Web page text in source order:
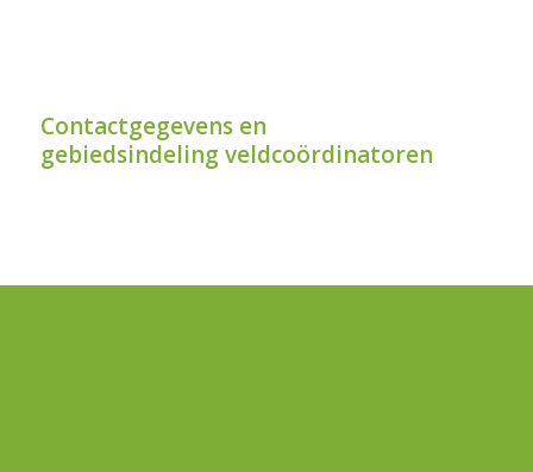
Contactgegevens en
gebiedsindeling veldcoördinatoren